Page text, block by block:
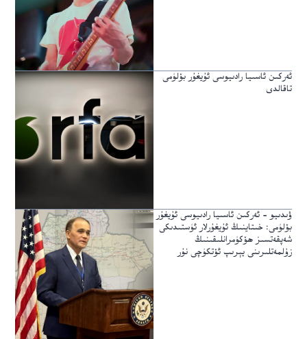
ئەركىن ئاسىيا رادىيوسى ئۇيغۇر بۆلۈمى
تاقالدى
ۋىدىيو – ئەركىن ئاسىيا رادىيوسى ئۇيغۇر
بۆلۈمى: خىتاينىڭ ئۇيغۇرلار ئۈستىدىكى
شەپقەتسىز ھۆكۈمرانلىقىنىڭ
زۇلمەتلىرىنى يېرىپ ئۆتكۈچى نۇر